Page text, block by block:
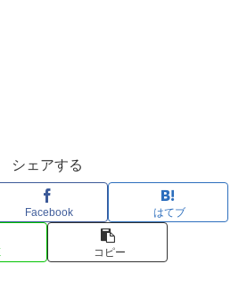
シェアする
Facebook はてブ
コピー